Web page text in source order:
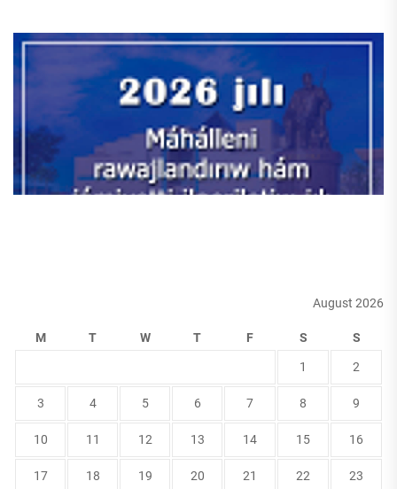
August 2026
M T W T F S S
1 2
3 4 5 6 7 8 9
10 11 12 13 14 15 16
17 18 19 20 21 22 23